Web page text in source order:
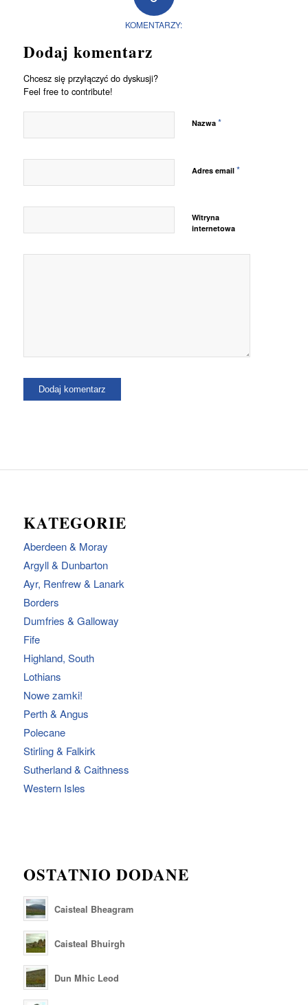
KOMENTARZY:
Dodaj komentarz
Chcesz się przyłączyć do dyskusji?
Feel free to contribute!
Nazwa *
Adres email *
Witryna
internetowa
KATEGORIE
Aberdeen & Moray
Argyll & Dunbarton
Ayr, Renfrew & Lanark
Borders
Dumfries & Galloway
Fife
Highland, South
Lothians
Nowe zamki!
Perth & Angus
Polecane
Stirling & Falkirk
Sutherland & Caithness
Western Isles
OSTATNIO DODANE
Caisteal Bheagram
Caisteal Bhuirgh
Dun Mhic Leod